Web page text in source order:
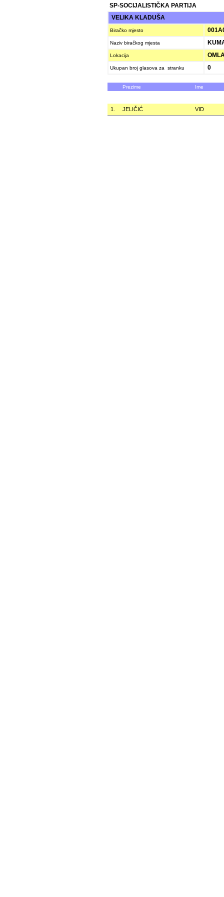
SP-SOCIJALISTIČKA PARTIJA
VELIKA KLADUŠA
Biračko mjesto
Naziv biračkog mjesta
Lokacija
Ukupan broj glasova za stranku 0
Prezime Ime
1. JELIČIĆ VID